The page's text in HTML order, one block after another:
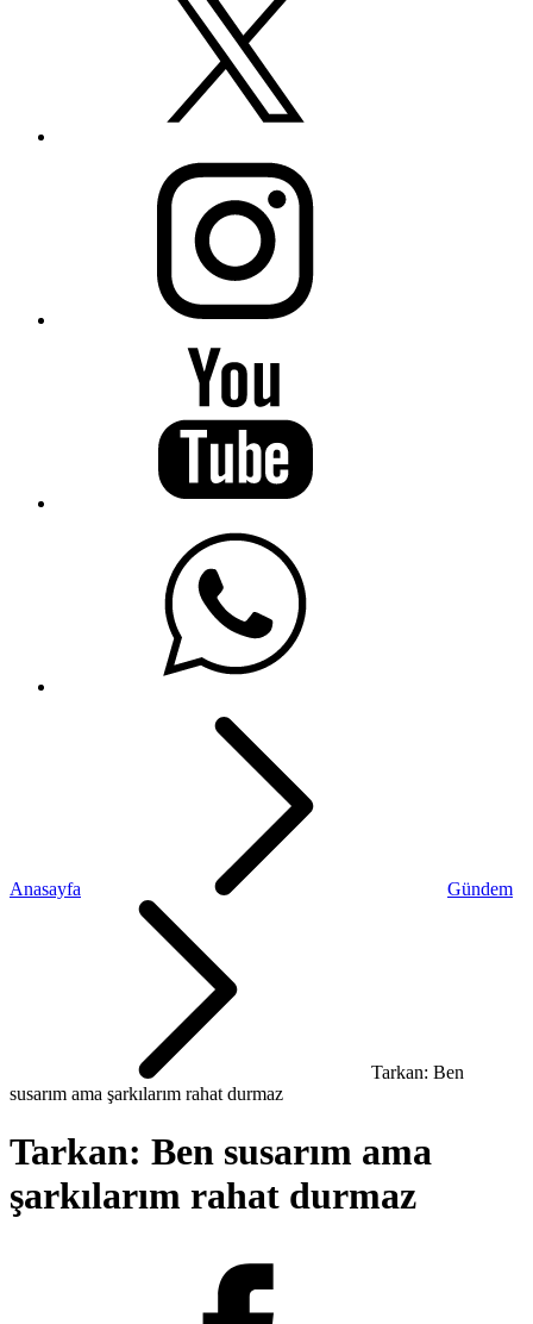
Anasayfa Gündem
Tarkan: Ben
susarım ama şarkılarım rahat durmaz
Tarkan: Ben susarım ama
şarkılarım rahat durmaz